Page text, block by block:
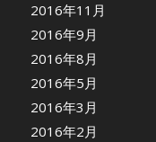
2016年11月
2016年9月
2016年8月
2016年5月
2016年3月
2016年2月